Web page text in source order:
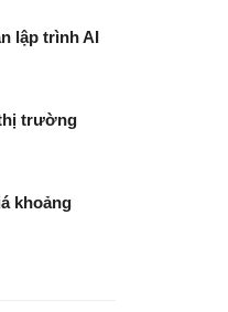
lập trình AI
trường
khoảng